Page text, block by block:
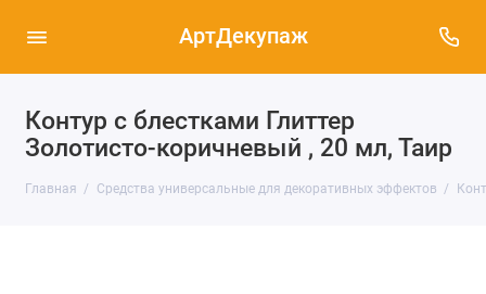
АртДекупаж
Контур с блестками Глиттер
Золотисто-коричневый , 20 мл, Таир
Главная Средства универсальные для декоративных эффектов